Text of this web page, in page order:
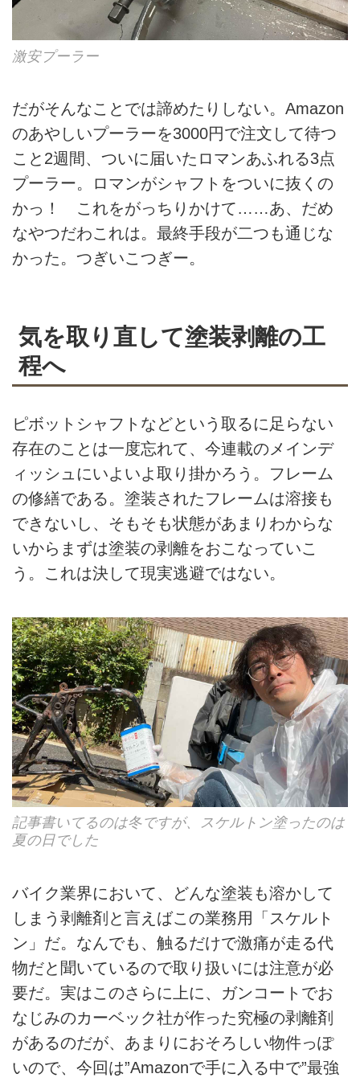
激安プーラー
だがそんなことでは諦めたりしない。Amazon
のあやしいプーラーを3000円で注文して待つ
こと2週間、ついに届いたロマンあふれる3点
プーラー。ロマンがシャフトをついに抜くの
かっ！ これをがっちりかけて……あ、だめ
なやつだわこれは。最終手段が二つも通じな
かった。つぎいこつぎー。
気を取り直して塗装剥離の工
程へ
ピボットシャフトなどという取るに足らない
存在のことは一度忘れて、今連載のメインデ
ィッシュにいよいよ取り掛かろう。フレーム
の修繕である。塗装されたフレームは溶接も
できないし、そもそも状態があまりわからな
いからまずは塗装の剥離をおこなっていこ
う。これは決して現実逃避ではない。
記事書いてるのは冬ですが、スケルトン塗ったのは
夏の日でした
バイク業界において、どんな塗装も溶かして
しまう剥離剤と言えばこの業務用「スケルト
ン」だ。なんでも、触るだけで激痛が走る代
物だと聞いているので取り扱いには注意が必
要だ。実はこのさらに上に、ガンコートでお
なじみのカーベック社が作った究極の剥離剤
があるのだが、あまりにおそろしい物件っぽ
いので、今回は”Amazonで手に入る中で”最強